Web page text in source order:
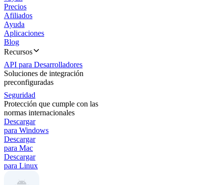
Precios
Afiliados
Ayuda
Aplicaciones
Blog
Recursos
API para Desarrolladores
Soluciones de integración
preconfiguradas
Seguridad
Protección que cumple con las
normas internacionales
Descargar
para Windows
Descargar
para Mac
Descargar
para Linux